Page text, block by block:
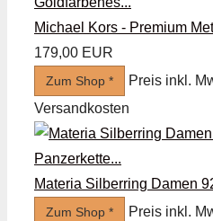
Michael Kors - Premium
179,00 EUR
Zum Shop *
Preis inkl.
Versandkosten
Materia Silberring Damen
Zum Shop *
Preis inkl.